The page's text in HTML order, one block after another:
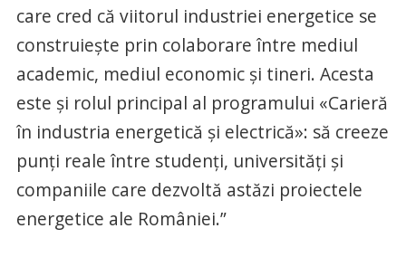
care cred că viitorul industriei energetice se
construiește prin colaborare între mediul
academic, mediul economic și tineri. Acesta
este și rolul principal al programului «Carieră
în industria energetică și electrică»: să creeze
punți reale între studenți, universități și
companiile care dezvoltă astăzi proiectele
energetice ale României.”